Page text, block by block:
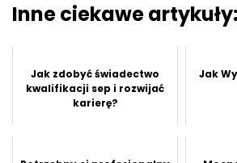
Inne ciekawe artykuły:
Jak zdobyć świadectwo
kwalifikacji sep i rozwijać
karierę?
Jak